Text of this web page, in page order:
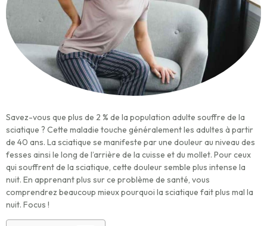
Savez-vous que plus de 2 % de la population adulte souffre de la
sciatique ? Cette maladie touche généralement les adultes à partir
de 40 ans. La sciatique se manifeste par une douleur au niveau des
fesses ainsi le long de l’arrière de la cuisse et du mollet. Pour ceux
qui souffrent de la sciatique, cette douleur semble plus intense la
nuit. En apprenant plus sur ce problème de santé, vous
comprendrez beaucoup mieux pourquoi la sciatique fait plus mal la
nuit. Focus !